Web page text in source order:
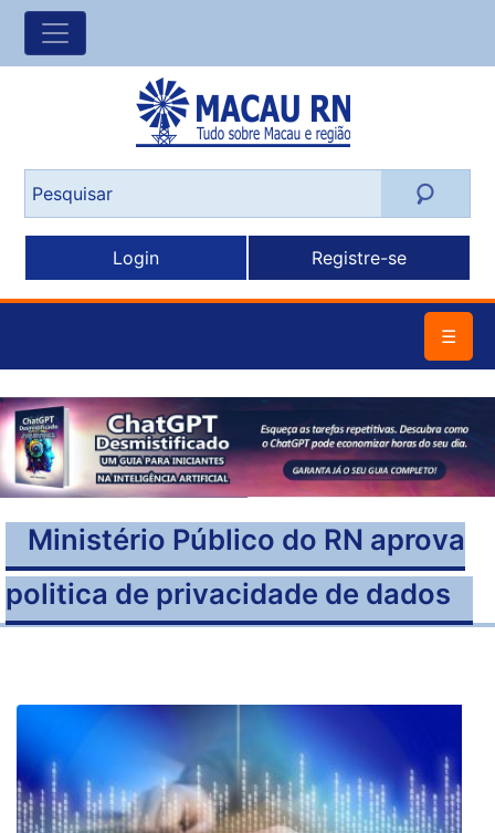
Login Registre-se
☰
Ministério Público do RN aprova
politica de privacidade de dados